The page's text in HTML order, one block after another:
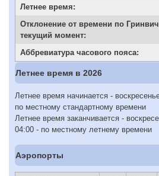
Летнее время:
Отклонение от времени по
текущий момент:
Аббревиатура часового пояса:
Летнее время в 2026
Летнее время начинается -
по местному стандартному времени
Летнее время заканчивается -
04:00 - по местному летнему времени
Аэропорты